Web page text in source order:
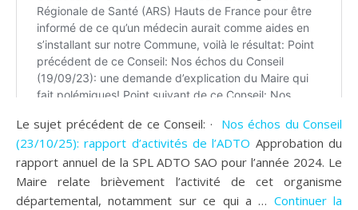
Le sujet précédent de ce Conseil: · Nos échos du Conseil
(23/10/25): rapport d’activités de l’ADTO Approbation du
rapport annuel de la SPL ADTO SAO pour l’année 2024. Le
Maire relate brièvement l’activité de cet organisme
départemental, notamment sur ce qui a … Continuer la